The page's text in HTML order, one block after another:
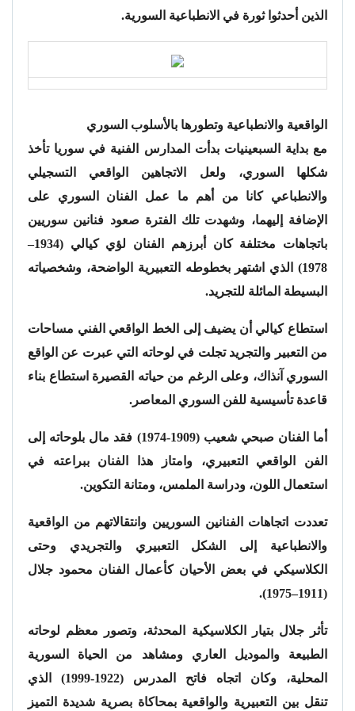
الذين أحدثوا ثورة في الانطباعية السورية.
الواقعية والانطباعية وتطورها بالأسلوب السوري
مع بداية السبعينيات بدأت المدارس الفنية في سوريا تأخذ
شكلها السوري، ولعل الاتجاهين الواقعي التسجيلي
والانطباعي كانا من أهم ما عمل الفنان السوري على
الإضافة إليهما، وشهدت تلك الفترة صعود فنانين سوريين
باتجاهات مختلفة كان أبرزهم الفنان لؤي كيالي (1934–
1978) الذي اشتهر بخطوطه التعبيرية الواضحة، وشخصياته
البسيطة المائلة للتجريد.
استطاع كيالي أن يضيف إلى الخط الواقعي الفني مساحات
من التعبير والتجريد تجلت في لوحاته التي عبرت عن الواقع
السوري آنذاك، وعلى الرغم من حياته القصيرة استطاع بناء
قاعدة تأسيسية للفن السوري المعاصر.
أما الفنان صبحي شعيب (1909-1974) فقد مال بلوحاته إلى
الفن الواقعي التعبيري، وامتاز هذا الفنان ببراعته في
استعمال اللون، ودراسة الملمس، ومتانة التكوين.
تعددت اتجاهات الفنانين السوريين وانتقالاتهم من الواقعية
والانطباعية إلى الشكل التعبيري والتجريدي وحتى
الكلاسيكي في بعض الأحيان كأعمال الفنان محمود جلال
(1911–1975).
تأثر جلال بتيار الكلاسيكية المحدثة، وتصور معظم لوحاته
الطبيعة والموديل العاري ومشاهد من الحياة السورية
المحلية، وكان اتجاه فاتح المدرس (1922-1999) الذي
تنقل بين التعبيرية والواقعية بمحاكاة بصرية شديدة التميز